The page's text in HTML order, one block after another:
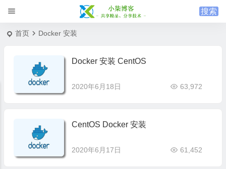
首页 Docker 安装
Docker 安装 CentOS
2020年6月18日 63,972
CentOS Docker 安装
2020年6月17日 61,452